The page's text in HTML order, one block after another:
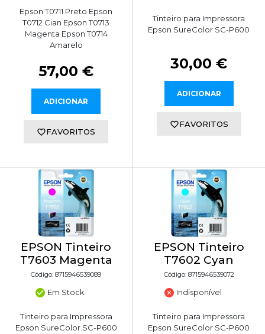
Epson T0711 Preto Epson
T0712 Cian Epson T0713
Magenta Epson T0714
Amarelo
57,00 €
ADICIONAR
FAVORITOS
Tinteiro para Impressora
Epson SureColor SC-P600
30,00 €
ADICIONAR
FAVORITOS
EPSON Tinteiro
T7603 Magenta
Código: 8715946539089
Em Stock
Tinteiro para Impressora
Epson SureColor SC-P600
EPSON Tinteiro
T7602 Cyan
Código: 8715946539072
Indisponível
Tinteiro para Impressora
Epson SureColor SC-P600